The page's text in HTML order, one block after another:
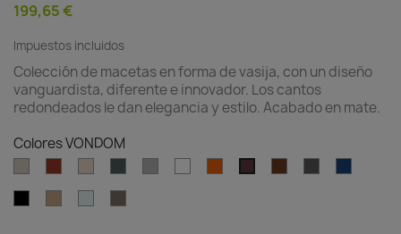
199,65 €
Impuestos incluidos
Colección de macetas en forma de vasija, con un diseño
vanguardista, diferente e innovador. Los cantos
redondeados le dan elegancia y estilo. Acabado en mate.
Colores VONDOM